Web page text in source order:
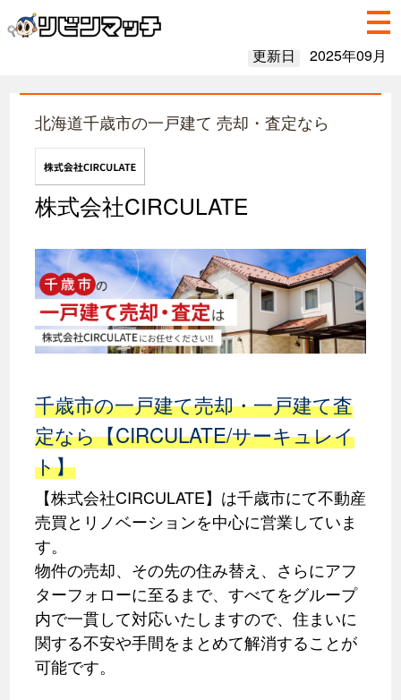
更新日 2025年09月
北海道千歳市の一戸建て 売却・査定なら
株式会社CIRCULATE
千歳市の一戸建て売却・一戸建て査
定なら【CIRCULATE/サーキュレイ
ト】
【株式会社CIRCULATE】は千歳市にて不動産
売買とリノベーションを中心に営業していま
す。
物件の売却、その先の住み替え、さらにアフ
ターフォローに至るまで、すべてをグループ
内で一貫して対応いたしますので、住まいに
関する不安や手間をまとめて解消することが
可能です。